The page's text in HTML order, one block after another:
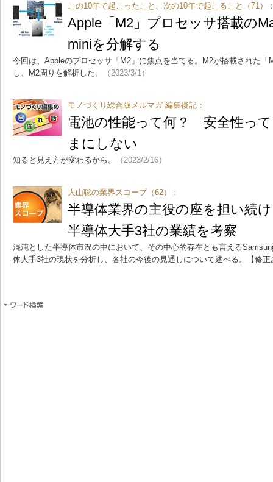
この10年で起こったこと、次の10年で起こること（71）
Apple「M2」プロセッサ搭載の
miniを分解する
今回は、Appleのプロセッサ「M2」に焦点を当てる。M2が搭載された
し、M2周りを解析した。
（2023/3/1）
モノづくり総合版メルマガ 編集後記：
電池の性能って何？ 安全性っ
まにしない
知ると見え方が変わるから。 （2023/2/16）
大山聡の業界スコープ（62）：
半導体業界の主役の座を担い続
半導体大手3社の業績を考察
混沌とした半導体市況の中において、その中心的存在とも言える
体大手3社の現状を分析し、各社の今後の見通しについて述べる。【修正